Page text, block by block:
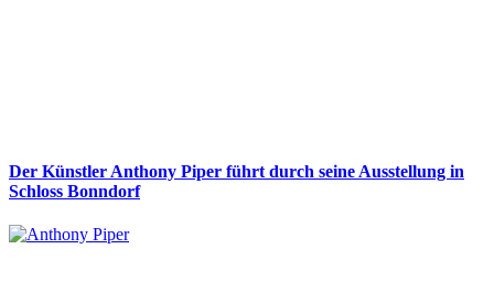
Der Künstler Anthony Piper führt durch seine Ausstellung in
Schloss Bonndorf